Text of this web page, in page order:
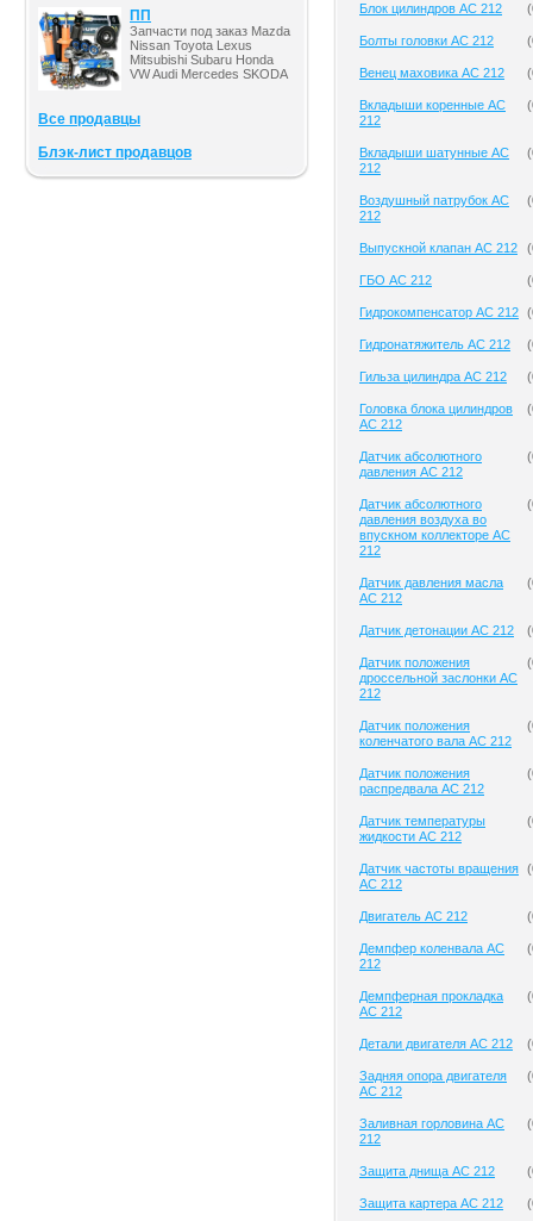
ПП
Запчасти под заказ Mazda
Nissan Toyota Lexus
Mitsubishi Subaru Honda
VW Audi Mercedes SKODA
Все продавцы
Блэк-лист продавцов
Блок цилиндров AC 212 (
Болты головки AC 212 (
Венец маховика AC 212 (
Вкладыши коренные AC
212
(
Вкладыши шатунные AC
212
(
Воздушный патрубок AC
212
(
Выпускной клапан AC 212 (
ГБО AC 212 (
Гидрокомпенсатор AC 212 (
Гидронатяжитель AC 212 (
Гильза цилиндра AC 212 (
Головка блока цилиндров
AC 212
(
Датчик абсолютного
давления AC 212
(
Датчик абсолютного
давления воздуха во
впускном коллекторе AC
212
(
Датчик давления масла
AC 212
(
Датчик детонации AC 212 (
Датчик положения
дроссельной заслонки AC
212
(
Датчик положения
коленчатого вала AC 212
(
Датчик положения
распредвала AC 212
(
Датчик температуры
жидкости AC 212
(
Датчик частоты вращения
AC 212
(
Двигатель AC 212 (
Демпфер коленвала AC
212
(
Демпферная прокладка
AC 212
(
Детали двигателя AC 212 (
Задняя опора двигателя
AC 212
(
Заливная горловина AC
212
(
Защита днища AC 212 (
Защита картера AC 212 (